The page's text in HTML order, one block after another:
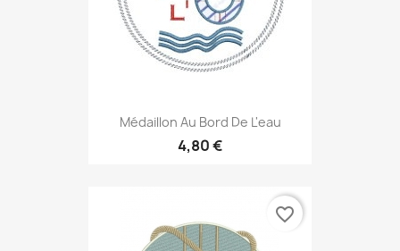
Médaillon Au Bord De L'eau
4,80 €
favorite_border